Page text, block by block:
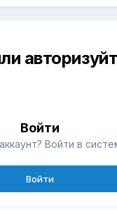
Войти
Войти в
Войти